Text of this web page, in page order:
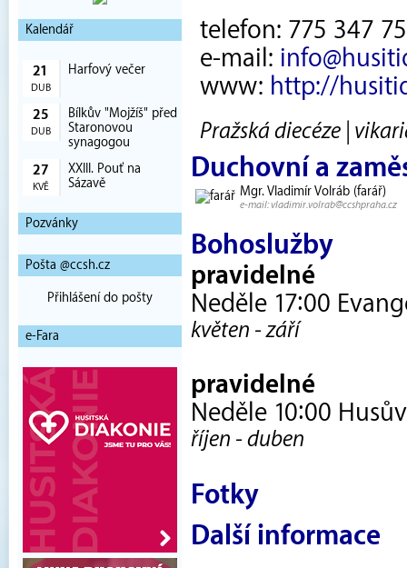
Kalendář
21
DUB
Harfový večer
25
DUB
Bílkův "Mojžíš" před
Staronovou
synagogou
27
KVĚ
XXIII. Pouť na
Sázavě
Pozvánky
Pošta @ccsh.cz
Přihlášení do pošty
e-Fara
telefon: 775 347
e-mail:
www: http://
Pražská diecéze |
Duchovní a
Mgr. Vladimír Volráb (farář)
e-mail: vladimir.volrab@ccshpraha.cz
Bohoslužby
pravidelné
Neděle 17:00
květen - září
pravidelné
Neděle 10:00
říjen - duben
Fotky
Další informace